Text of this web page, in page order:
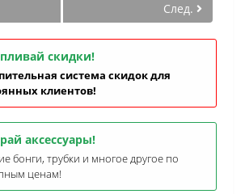
След.
скидки!
система скидок для
клиентов!
аксессуары!
бонги, трубки и многое другое по
ценам!